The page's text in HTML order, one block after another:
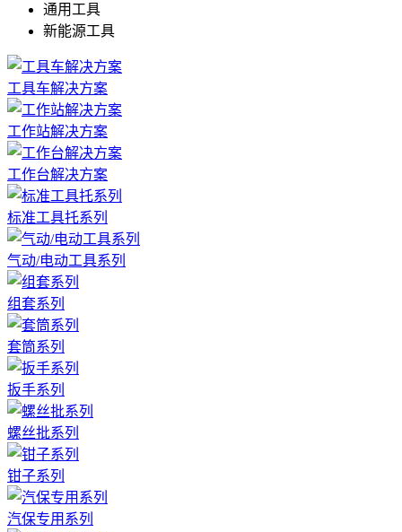
通用工具
新能源工具
工具车解决方案
工作站解决方案
工作台解决方案
标准工具托系列
气动/电动工具系列
组套系列
套筒系列
扳手系列
螺丝批系列
钳子系列
汽保专用系列